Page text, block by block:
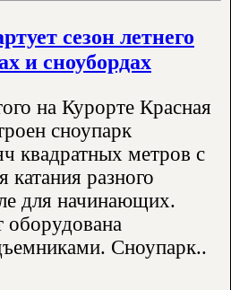
сезон летнего
и сноубордах
на Курорте Красная
сноупарк
квадратных метров с
разного
для начинающих.
оборудована
Сноупарк..